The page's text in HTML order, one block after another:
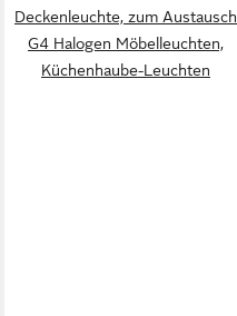
Deckenleuchte, zum Austausch
G4 Halogen Möbelleuchten,
Küchenhaube-Leuchten